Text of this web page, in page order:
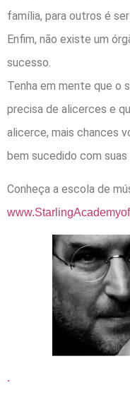
família, para outros é ser
Enfim, não existe um
sucesso.
Tenha em mente que o
precisa de alicerces e
alicerce, mais chances
bem sucedido com suas
Conheça a escola de
.